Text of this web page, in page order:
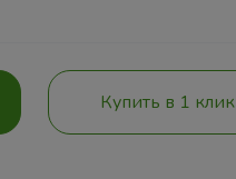
Купить в 1 клик